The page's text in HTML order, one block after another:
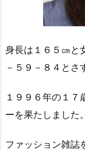
身長は１６５㎝と
－５９－８４とさ
１９９６年の１７
ーを果たしました。
ファッション雑誌